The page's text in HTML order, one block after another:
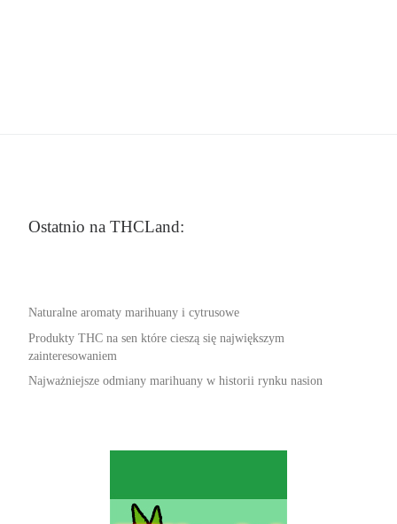
Ostatnio na THCLand:
Naturalne aromaty marihuany i cytrusowe
Produkty THC na sen które cieszą się największym
zainteresowaniem
Najważniejsze odmiany marihuany w historii rynku nasion